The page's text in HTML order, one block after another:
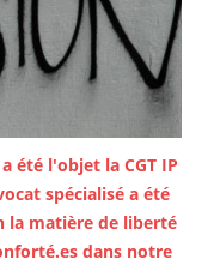
été l'objet la CGT IP
spécialisé a été
la matière de liberté
dans notre